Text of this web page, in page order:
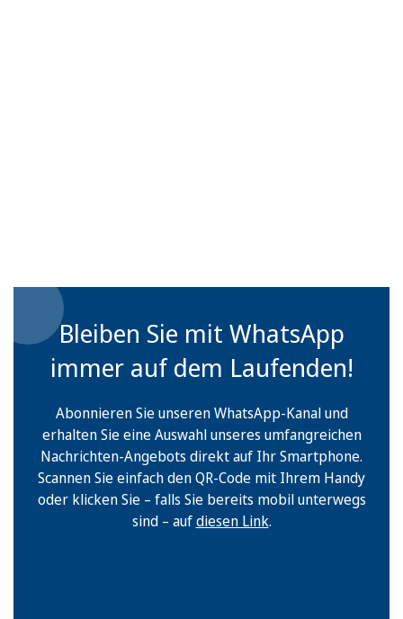
Bleiben Sie mit WhatsApp
immer auf dem Laufenden!
Abonnieren Sie unseren WhatsApp-Kanal und
erhalten Sie eine Auswahl unseres umfangreichen
Nachrichten-Angebots direkt auf Ihr Smartphone.
Scannen Sie einfach den QR-Code mit Ihrem Handy
oder klicken Sie – falls Sie bereits mobil unterwegs
sind – aufdiesen Link.